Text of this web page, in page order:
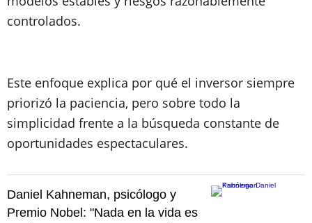
controlados.
Este enfoque explica por qué el inversor siempre
priorizó la paciencia, pero sobre todo la
simplicidad frente a la búsqueda constante de
oportunidades espectaculares.
Daniel Kahneman, psicólogo y
Premio Nobel: "Nada en la vida es